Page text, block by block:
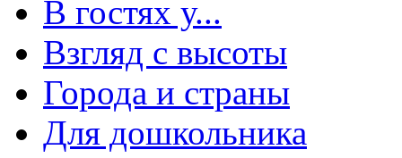
В гостях у...
Взгляд с высоты
Города и страны
Для дошкольника